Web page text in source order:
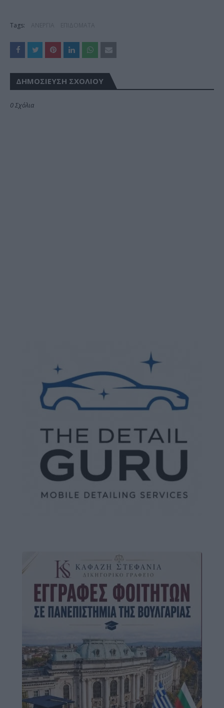
Tags:
ΔΗΜΟΣΊΕΥΣΗ ΣΧΟΛΊΟΥ
0 Σχόλια